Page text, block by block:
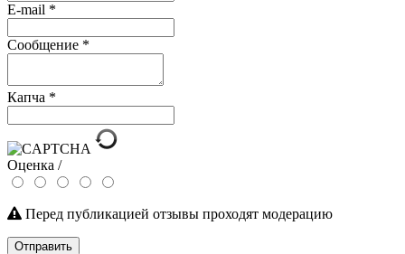
E-mail *
Сообщение *
Капча *
Оценка /
Перед публикацией отзывы проходят модерацию
Отправить